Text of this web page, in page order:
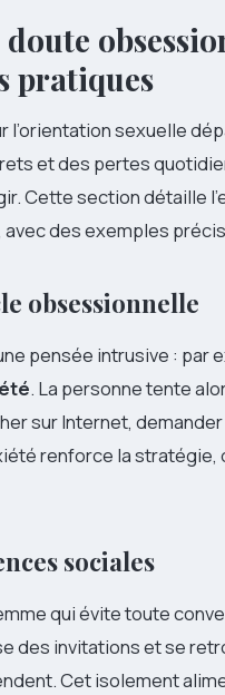
doute
pratiques
l’orientation sexuelle
et des pertes
Cette section détaille
avec des exemples
obsessionnelle
pensée intrusive : par
. La personne tente
sur Internet,
renforce la
sociales
qui évite toute
des invitations et se
Cet isolement